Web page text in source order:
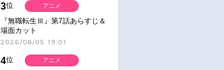
3位
『無職転生Ⅲ』第7話あらすじ＆
場面カット
2026/08/05 19:01
アニメ
4位
アニメ